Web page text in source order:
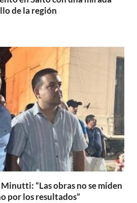
de la región
“Las obras no se miden
por los resultados”